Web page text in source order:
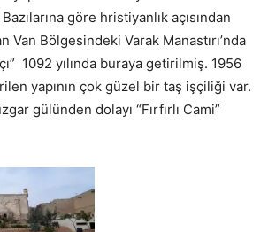
göre hristiyanlık açısından
Van Bölgesindeki Varak Manastırı’nda
1092 yılında buraya getirilmiş. 1956
yapının çok güzel bir taş işçiliği var.
gülünden dolayı “Fırfırlı Cami”